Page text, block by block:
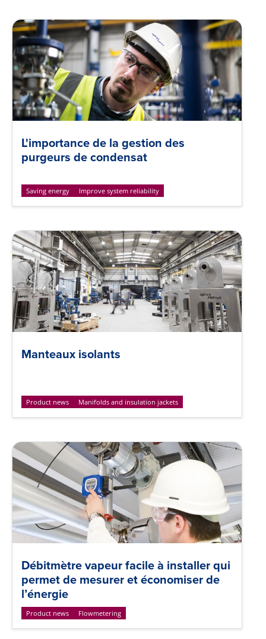
L'importance de la gestion des
purgeurs de condensat
Saving energy Improve system reliability
Manteaux isolants
Product news Manifolds and insulation jackets
Débitmètre vapeur facile à installer qui
permet de mesurer et économiser de
l’énergie
Product news Flowmetering